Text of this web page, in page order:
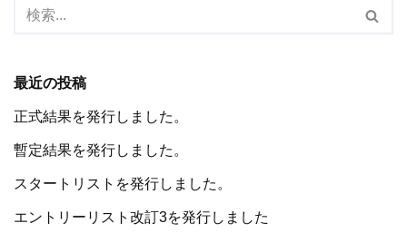
最近の投稿
正式結果を発行しました。
暫定結果を発行しました。
スタートリストを発行しました。
エントリーリスト改訂3を発行しました